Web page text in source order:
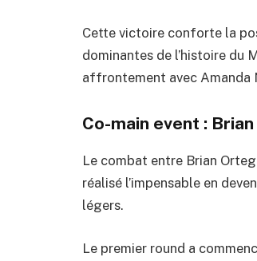
Cette victoire conforte la
dominantes de l’histoire du
affrontement avec Amanda
Co-main event :
Le combat entre Brian
réalisé l’impensable en
légers.
Le premier round a